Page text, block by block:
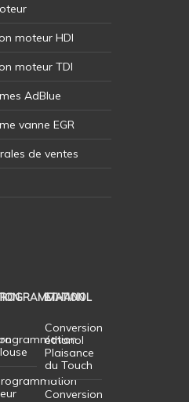
moteur HDI
moteur TDI
AdBlue
vanne EGR
de ventes
ETHANOL
Conversion
éthanol
Plaisance
du Touch
Conversion